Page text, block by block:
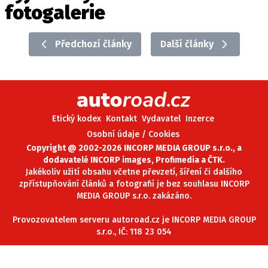
NOVINKY ZE SVĚTA EV
TESTY ELEKTROMOBILŮ
RALLY
OSTATNÍ
TISKOVKY
ROZHOVORY
DAKAR
Z DOMOVA
ZE SVĚTA
MOTORSPORT
fotogalerie
Předchozí články Další články
Etický kodex Kontakt Vydavatel Inzerce
Osobní údaje / Cookies
Copyright @ 2002-2026 INCORP MEDIA GROUP s.r.o., a
dodavatelé INCORP images, Profimedia a ČTK.
Jakékoliv užití obsahu včetne převzetí, šíření či dalšího
zpřístupňování článků a fotografií je bez souhlasu INCORP
MEDIA GROUP s.r.o. zakázáno.
Provozovatelem serveru autoroad.cz je INCORP MEDIA GROUP
s.r.o., IČ: 118 23 054